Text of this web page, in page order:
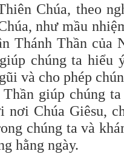
Chúa, theo
như mầu
Thánh Thần của
chúng ta hiểu
và cho phép
giúp chúng
nơi Chúa Giêsu,
chúng ta và
hằng ngày.